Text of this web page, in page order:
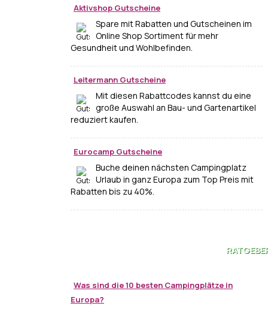
Aktivshop Gutscheine
Spare mit Rabatten und Gutscheinen im
Online Shop Sortiment für mehr
Gesundheit und Wohlbefinden.
Leitermann Gutscheine
Mit diesen Rabattcodes kannst du eine
große Auswahl an Bau- und Gartenartikel
reduziert kaufen.
Eurocamp Gutscheine
Buche deinen nächsten Campingplatz
Urlaub in ganz Europa zum Top Preis mit
Rabatten bis zu 40%.
Was sind die 10 besten Campingplätze in
Europa?